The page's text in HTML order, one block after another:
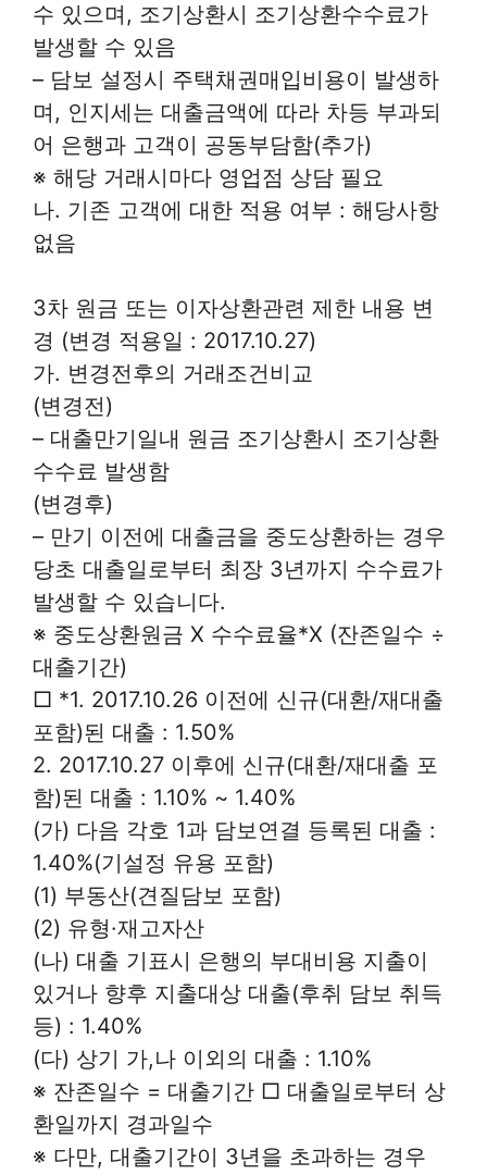
수 있으며, 조기상환시 조기상환수수료가
발생할 수 있음
– 담보 설정시 주택채권매입비용이 발생하
며, 인지세는 대출금액에 따라 차등 부과되
어 은행과 고객이 공동부담함(추가)
※ 해당 거래시마다 영업점 상담 필요
나. 기존 고객에 대한 적용 여부 : 해당사항
없음
3차 원금 또는 이자상환관련 제한 내용 변
경 (변경 적용일 : 2017.10.27)
가. 변경전후의 거래조건비교
(변경전)
– 대출만기일내 원금 조기상환시 조기상환
수수료 발생함
(변경후)
– 만기 이전에 대출금을 중도상환하는 경우
당초 대출일로부터 최장 3년까지 수수료가
발생할 수 있습니다.
※ 중도상환원금 X 수수료율*X (잔존일수 ÷
대출기간)
□ *1. 2017.10.26 이전에 신규(대환/재대출
포함)된 대출 : 1.50%
2. 2017.10.27 이후에 신규(대환/재대출 포
함)된 대출 : 1.10% ~ 1.40%
(가) 다음 각호 1과 담보연결 등록된 대출 :
1.40%(기설정 유용 포함)
(1) 부동산(견질담보 포함)
(2) 유형·재고자산
(나) 대출 기표시 은행의 부대비용 지출이
있거나 향후 지출대상 대출(후취 담보 취득
등) : 1.40%
(다) 상기 가,나 이외의 대출 : 1.10%
※ 잔존일수 = 대출기간 □ 대출일로부터 상
환일까지 경과일수
※ 다만, 대출기간이 3년을 초과하는 경우